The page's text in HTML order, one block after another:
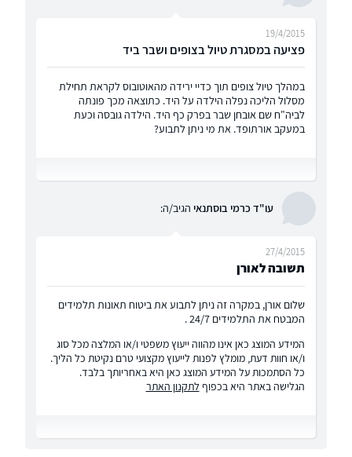
פציעה במסגרת טיול בצופים ושבר ביד
19/4/2015
במהלך טיול צופים תוך כדיי ירידה מהאוטובוס לקראת תחילת
מסלול הליכה נפלה הילדה על היד. כתוצאה מכך פונתה
לביה"ח שם אובחן שבר בפרק כף היד. הילדה גובסה וכעת
במעקב אורתופד. את מי ניתן לתבוע?
עו"ד כרמי בוסתנאי הגיב/ה:
תשובה לאורן
27/4/2015
שלום אורן, במקרה זה ניתן לתבוע את ביטוח תאונות תלמידים
המבטח את התלמידים 24/7 .
המידע המוצג כאן אינו מהווה ייעוץ משפטי ו/או המלצה מכל סוג
ו/או חוות דעת, מומלץ לפנות לייעוץ מקצועי טרם נקיטת כל הליך.
כל הסתמכות על המידע המוצג כאן היא באחריותך בלבד.
הגלישה באתר היא בכפוף לתקנון האתר